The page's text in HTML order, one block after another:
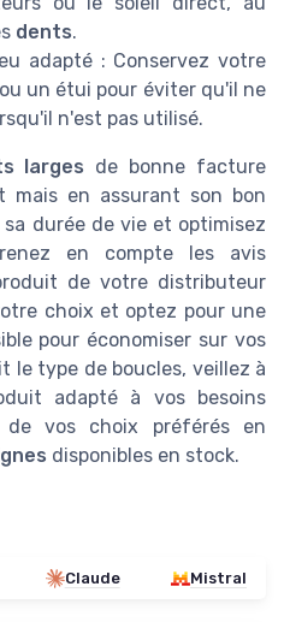
dents.
adapté : Conservez votre
un étui pour éviter qu'il ne
n'est pas utilisé.
larges de bonne facture
mais en assurant son bon
durée de vie et optimisez
en compte les avis
de votre distributeur
choix et optez pour une
pour économiser sur vos
le type de boucles, veillez à
adapté à vos besoins
vos choix préférés en
disponibles en stock.
Claude Mistral